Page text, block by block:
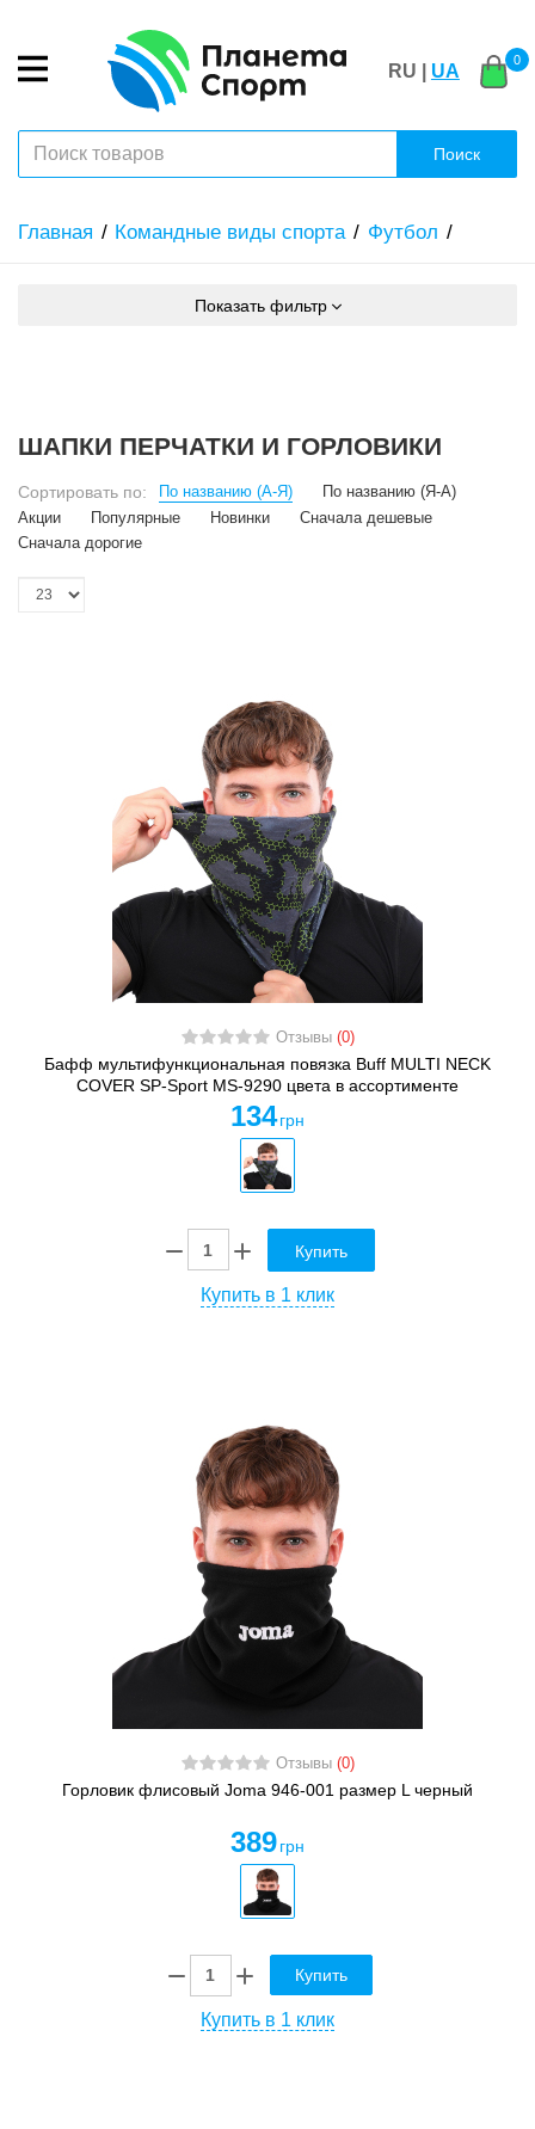
RU | UA
0
Поиск
Главная Командные виды спорта Футбол
Показать фильтр
ШАПКИ ПЕРЧАТКИ И ГОРЛОВИКИ
Сортировать по: По названию (А-Я)
По названию (Я-А)
Акции
Популярные Новинки
Сначала дешевые
Сначала дорогие
Отзывы (0)
Бафф мультифункциональная повязка Buff MULTI NECK
COVER SP-Sport MS-9290 цвета в ассортименте
134 грн
Купить
Купить в 1 клик
Отзывы (0)
Горловик флисовый Joma 946-001 размер L черный
389 грн
Купить
Купить в 1 клик